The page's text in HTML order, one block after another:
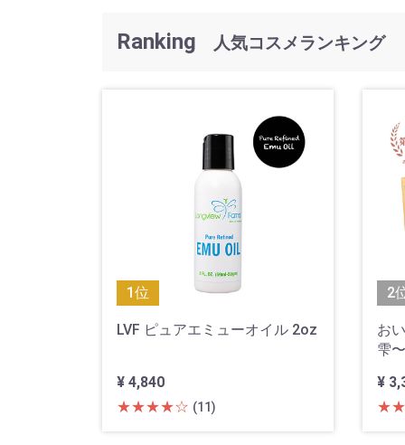
Ranking 人気コスメランキング
1位
LVF ピュアエミューオイル 2oz
¥ 4,840
★★★★☆ (11)
2
お
雫
¥